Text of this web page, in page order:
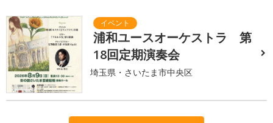
浦和ユースオーケストラ 第
18回定期演奏会
埼玉県・さいたま市中央区